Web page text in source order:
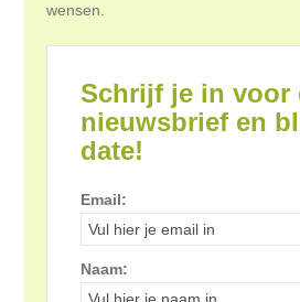
wensen.
Schrijf je in voor
nieuwsbrief en
date!
Email:
Naam: